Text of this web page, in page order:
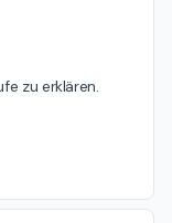
zu erklären.